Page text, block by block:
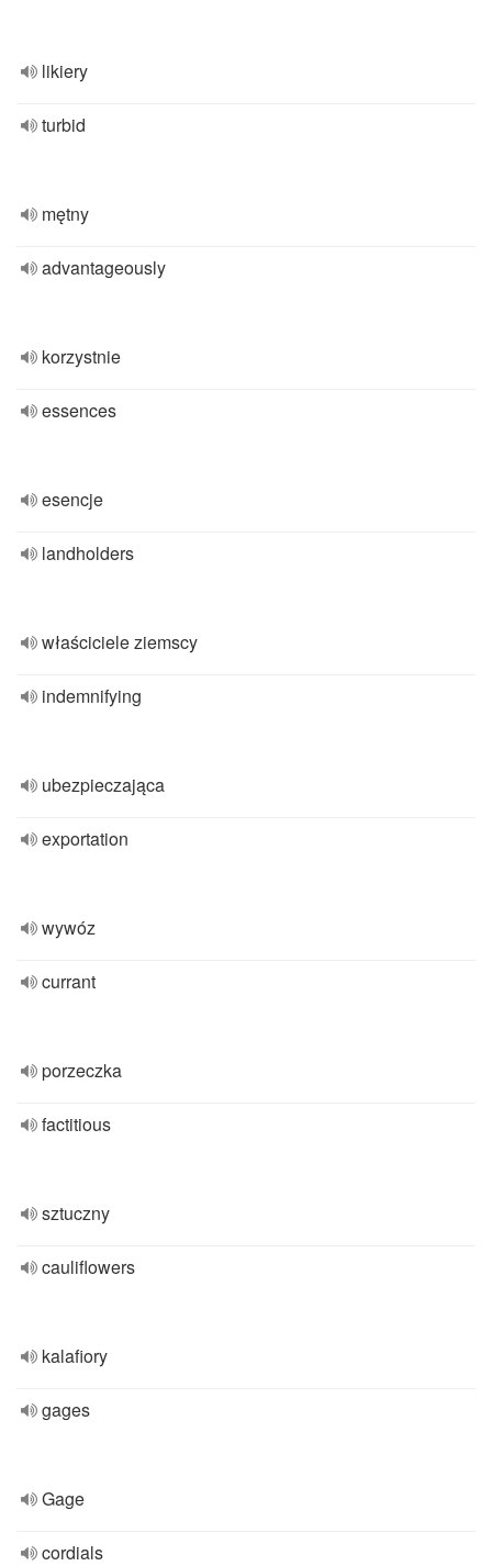
likiery
turbid
mętny
advantageously
korzystnie
essences
esencje
landholders
właściciele ziemscy
indemnifying
ubezpieczająca
exportation
wywóz
currant
porzeczka
factitious
sztuczny
cauliflowers
kalafiory
gages
Gage
cordials